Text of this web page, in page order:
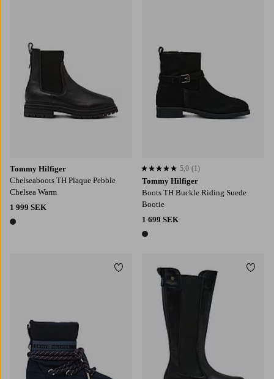
Tommy Hilfiger
Chelseaboots TH Plaque Pebble
Chelsea Warm
1 999 SEK
1 färg
Tommy Hilfiger
Boots TH Buckle Riding Suede
Bootie
1 699 SEK
1 färg
5,0 baserat på 1 st betyg
5,0 (1)
Lägg till i favoriter